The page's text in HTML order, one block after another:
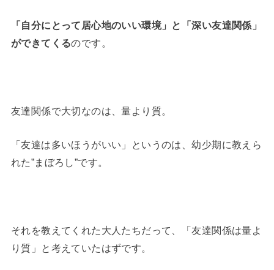
「自分にとって居心地のいい環境」と「深い友達関係」
ができてくるのです。
友達関係で大切なのは、量より質。
「友達は多いほうがいい」というのは、幼少期に教えら
れた”まぼろし”です。
それを教えてくれた大人たちだって、「友達関係は量よ
り質」と考えていたはずです。